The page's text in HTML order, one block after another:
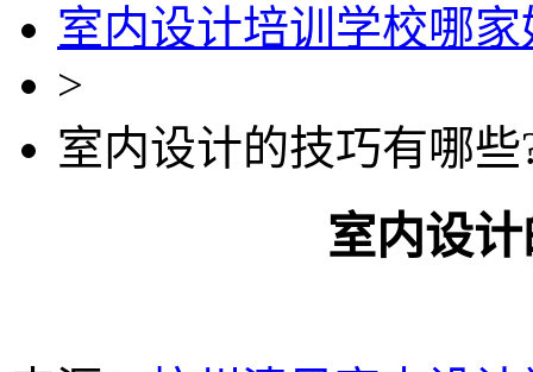
室内设计培训学校哪家
>
室内设计的技巧有哪些
室内设